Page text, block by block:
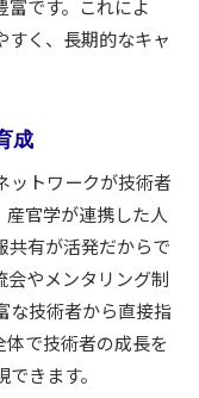
です。これによ
すく、長期的なキャ
成
ットワークが技術者
官学が連携した人
共有が活発だからで
会やメンタリング制
な技術者から直接指
で技術者の成長を
きます。